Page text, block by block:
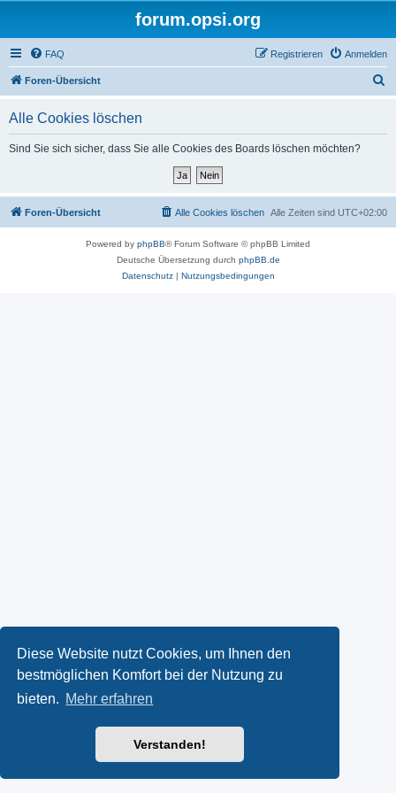
Diese Website nutzt Cookies, um Ihnen den
bestmöglichen Komfort bei der Nutzung zu
bieten. Mehr erfahren
Verstanden!
forum.opsi.org
FAQ Anmelden
Registrieren
Foren-Übersicht
Alle Cookies löschen
Sind Sie sich sicher, dass Sie alle Cookies des Boards löschen möchten?
Foren-Übersicht Alle Zeiten sind UTC+02:00
Alle Cookies löschen
Powered by phpBB® Forum Software © phpBB Limited
Deutsche Übersetzung durch phpBB.de
Datenschutz| Nutzungsbedingungen